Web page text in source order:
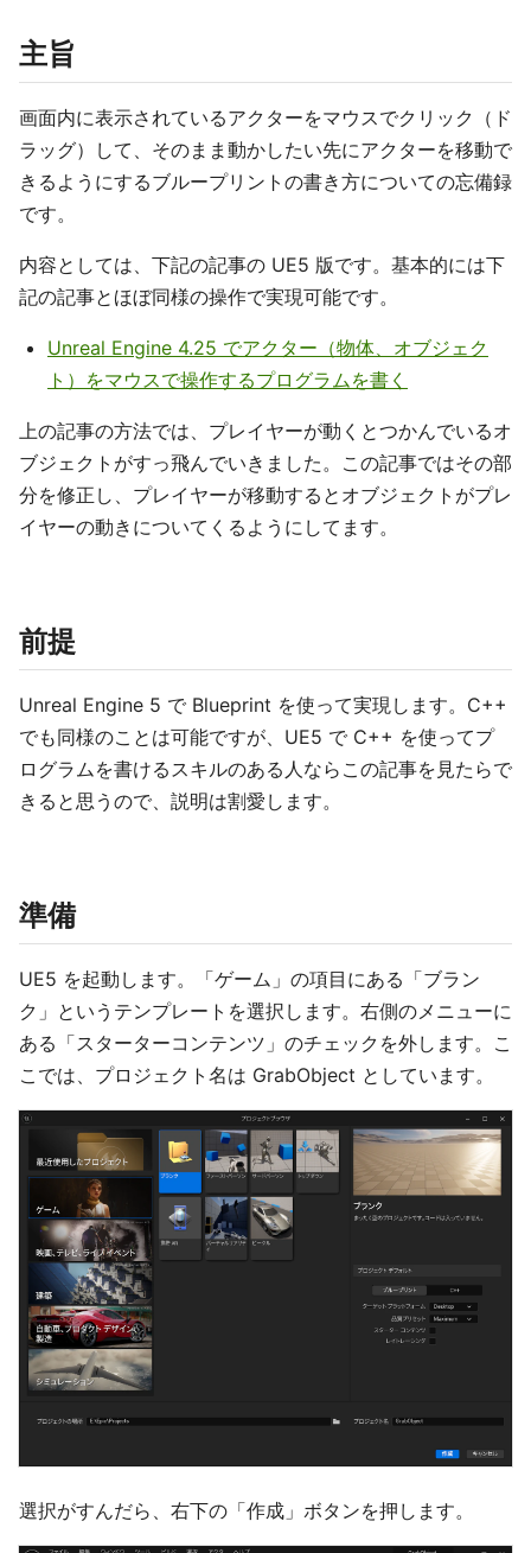
主旨
画面内に表示されているアクターをマウスでクリック（ド
ラッグ）して、そのまま動かしたい先にアクターを移動で
きるようにするブループリントの書き方についての忘備録
です。
内容としては、下記の記事の UE5 版です。基本的には下
記の記事とほぼ同様の操作で実現可能です。
Unreal Engine 4.25 でアクター（物体、オブジェク
ト）をマウスで操作するプログラムを書く
上の記事の方法では、プレイヤーが動くとつかんでいるオ
ブジェクトがすっ飛んでいきました。この記事ではその部
分を修正し、プレイヤーが移動するとオブジェクトがプレ
イヤーの動きについてくるようにしてます。
前提
Unreal Engine 5 で Blueprint を使って実現します。C++
でも同様のことは可能ですが、UE5 で C++ を使ってプ
ログラムを書けるスキルのある人ならこの記事を見たらで
きると思うので、説明は割愛します。
準備
UE5 を起動します。「ゲーム」の項目にある「ブラン
ク」というテンプレートを選択します。右側のメニューに
ある「スターターコンテンツ」のチェックを外します。こ
こでは、プロジェクト名は GrabObject としています。
選択がすんだら、右下の「作成」ボタンを押します。